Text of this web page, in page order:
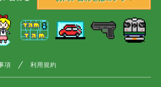
項 利用規約